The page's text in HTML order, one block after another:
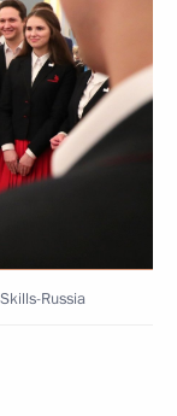
Russia